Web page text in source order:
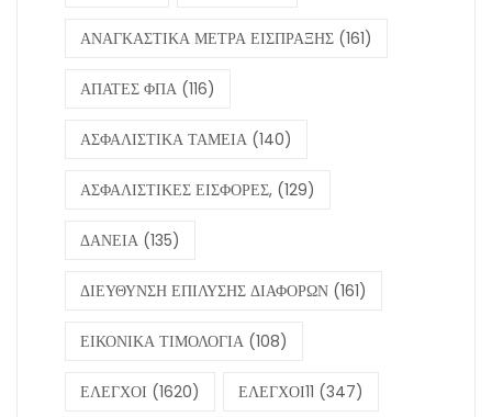
ΑΝΑΓΚΑΣΤΙΚΑ ΜΕΤΡΑ ΕΙΣΠΡΑΞΗΣ (161)
ΑΠΑΤΕΣ ΦΠΑ (116)
ΑΣΦΑΛΙΣΤΙΚΑ ΤΑΜΕΙΑ (140)
ΑΣΦΑΛΙΣΤΙΚΕΣ ΕΙΣΦΟΡΕΣ, (129)
ΔΑΝΕΙΑ (135)
ΔΙΕΥΘΥΝΣΗ ΕΠΙΛΥΣΗΣ ΔΙΑΦΟΡΩΝ (161)
ΕΙΚΟΝΙΚΑ ΤΙΜΟΛΟΓΙΑ (108)
ΕΛΕΓΧΟΙ (1620) ΕΛΕΓΧΟΙ11 (347)